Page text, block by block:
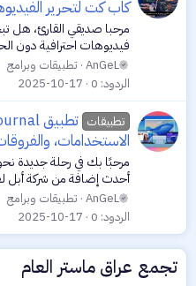
كاب كت لتحرير
مرحبا صديقي القارئ، هل
فيديوهات احترافية دون
بمعرفة أي برامج المونتاج
التعامل؟ هذا المقال...
AnGeL تطبيقات وبرامج
الردود 0
2025-10-17
تطبيقات
الاستخدامات،
مرحبًا بك في رحلة جديدة
أحدث إضافة من شركة أبل
سهلة لتدوين يومياتك
أو حتى متابعة هواياتك...
AnGeL تطبيقات وبرامج
الردود 0
2025-10-17
تجمع عراق ماستر العام